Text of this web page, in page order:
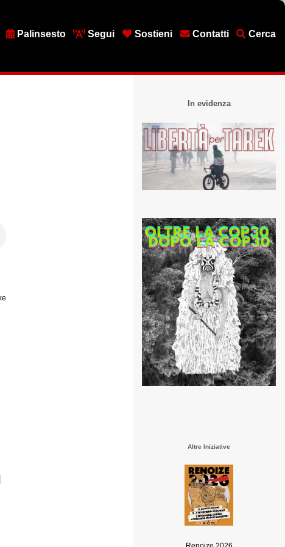
Palinsesto Segui Sostieni Contatti Cerca
In evidenza
Altre Iniziative